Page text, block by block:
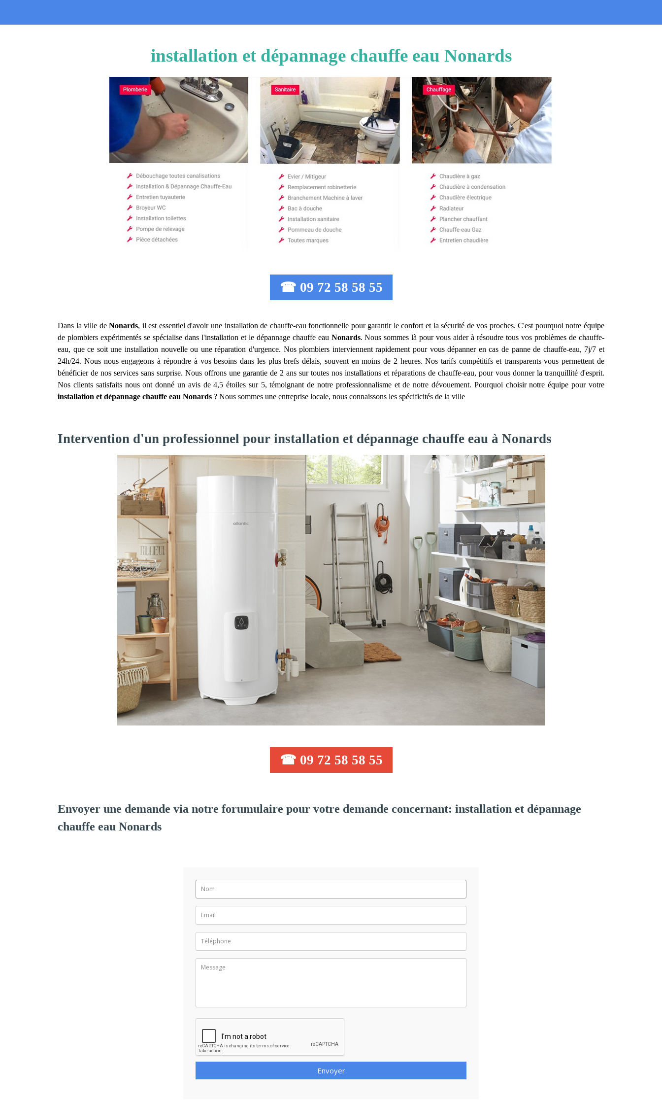
installation et dépannage chauffe eau Nonards
☎ 09 72 58 58 55
Dans la ville deNonards, il est essentiel d'avoir une installation de chauffe-eau fonctionnelle pour garantir le confort et la sécurité de vos proches. C'est pourquoi notre équipe
de plombiers expérimentés se spécialise dans l'installation et le dépannage chauffe eau Nonards. Nous sommes là pour vous aider à résoudre tous vos problèmes de chauffe-
eau, que ce soit une installation nouvelle ou une réparation d'urgence. Nos plombiers interviennent rapidement pour vous dépanner en cas de panne de chauffe-eau, 7j/7 et
24h/24. Nous nous engageons à répondre à vos besoins dans les plus brefs délais, souvent en moins de 2 heures. Nos tarifs compétitifs et transparents vous permettent de
bénéficier de nos services sans surprise. Nous offrons une garantie de 2 ans sur toutes nos installations et réparations de chauffe-eau, pour vous donner la tranquillité d'esprit.
Nos clients satisfaits nous ont donné un avis de 4,5 étoiles sur 5, témoignant de notre professionnalisme et de notre dévouement. Pourquoi choisir notre équipe pour votre
installation et dépannage chauffe eau Nonards ? Nous sommes une entreprise locale, nous connaissons les spécificités de la ville
Intervention d'un professionnel pour installation et dépannage chauffe eau à Nonards
☎ 09 72 58 58 55
Envoyer une demande via notre forumulaire pour votre demande concernant: installation et dépannage
chauffe eau Nonards
Envoyer